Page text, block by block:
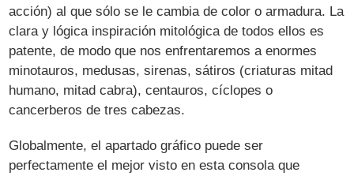
acción) al que sólo se le cambia de color o armadura. La
clara y lógica inspiración mitológica de todos ellos es
patente, de modo que nos enfrentaremos a enormes
minotauros, medusas, sirenas, sátiros (criaturas mitad
humano, mitad cabra), centauros, cíclopes o
cancerberos de tres cabezas.
Globalmente, el apartado gráfico puede ser
perfectamente el mejor visto en esta consola que